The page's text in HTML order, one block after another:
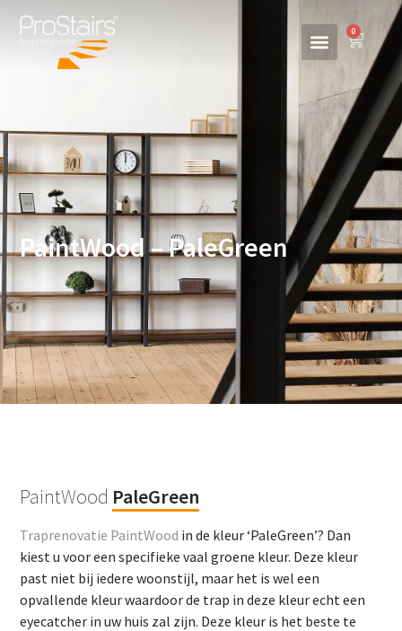
0
PaintWood – PaleGreen
PaintWood PaleGreen
Traprenovatie PaintWood in de kleur ‘PaleGreen’? Dan
kiest u voor een specifieke vaal groene kleur. Deze kleur
past niet bij iedere woonstijl, maar het is wel een
opvallende kleur waardoor de trap in deze kleur echt een
eyecatcher in uw huis zal zijn. Deze kleur is het beste te